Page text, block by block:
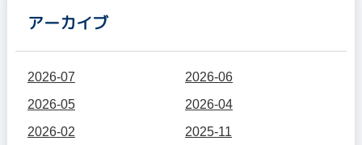
アーカイブ
2026-07
2026-06
2026-05
2026-04
2026-02
2025-11